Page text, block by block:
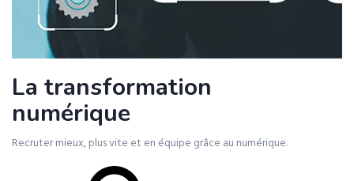
La transformation
numérique
Recruter mieux, plus vite et en équipe grâce au numérique.